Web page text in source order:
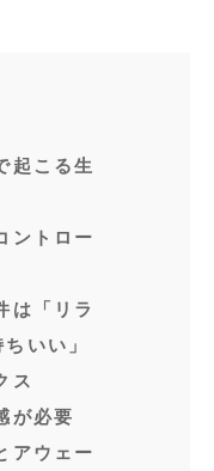
起こる生
ントロー
は「リラ
いい」
ス
が必要
アウェー